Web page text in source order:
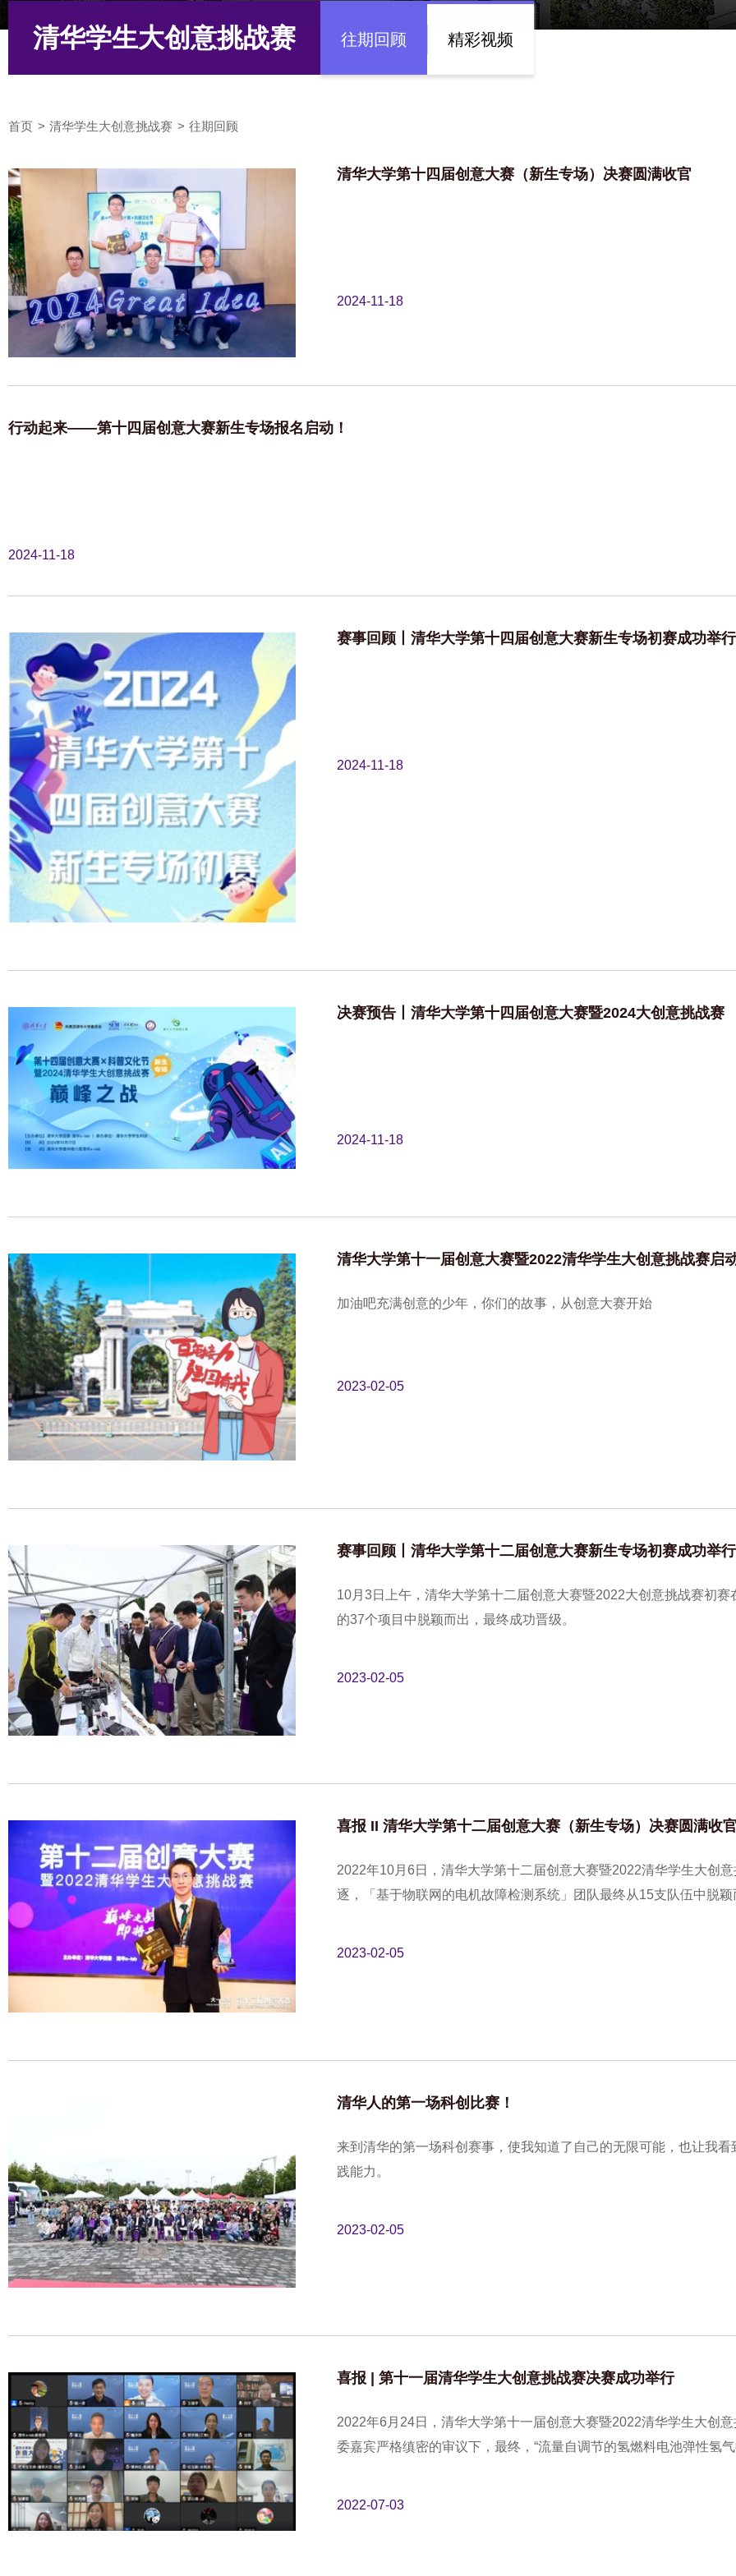
清华学生大创意挑战赛 往期回顾 精彩视频
首页 清华学生大创意挑战赛 往期回顾
清华大学第十四届创意大赛（新生专场）决赛圆满收官
2024-11-18
行动起来——第十四届创意大赛新生专场报名启动！
2024-11-18
赛事回顾丨清华大学第十四届创意大赛新生专场初赛成功举行
2024-11-18
决赛预告丨清华大学第十四届创意大赛暨2024大创意挑战赛
2024-11-18
清华大学第十一届创意大赛暨2022清华学生大创意挑战赛启
加油吧充满创意的少年，你们的故事，从创意大赛开始
2023-02-05
赛事回顾丨清华大学第十二届创意大赛新生专场初赛成功举行
10月3日上午，清华大学第十二届创意大赛暨2022大创意挑战赛初
的37个项目中脱颖而出，最终成功晋级。
2023-02-05
喜报 II 清华大学第十二届创意大赛（新生专场）决赛圆满收
2022年10月6日，清华大学第十二届创意大赛暨2022清华学生大创
逐，「基于物联网的电机故障检测系统」团队最终从15支队伍中脱
2023-02-05
清华人的第一场科创比赛！
来到清华的第一场科创赛事，使我知道了自己的无限可能，也让我
践能力。
2023-02-05
喜报 | 第十一届清华学生大创意挑战赛决赛成功举行
2022年6月24日，清华大学第十一届创意大赛暨2022清华学生大创
委嘉宾严格缜密的审议下，最终，“流量自调节的氢燃料电池弹性氢
2022-07-03